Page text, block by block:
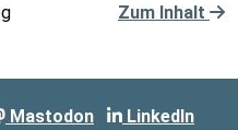
Zum Inhalt
Mastodon
LinkedIn